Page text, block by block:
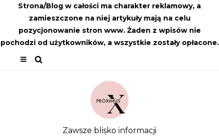
Strona/Blog w całości ma charakter reklamowy, a
zamieszczone na niej artykuły mają na celu
pozycjonowanie stron www. Żaden z wpisów nie
pochodzi od użytkowników, a wszystkie zostały opłacone.
Zawsze blisko informacji